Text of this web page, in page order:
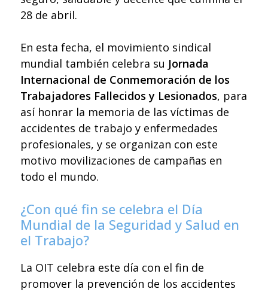
28 de abril.
En esta fecha, el movimiento sindical
mundial también celebra su Jornada
Internacional de Conmemoración de los
Trabajadores Fallecidos y Lesionados, para
así honrar la memoria de las víctimas de
accidentes de trabajo y enfermedades
profesionales, y se organizan con este
motivo movilizaciones de campañas en
todo el mundo.
¿Con qué fin se celebra el Día
Mundial de la Seguridad y Salud en
el Trabajo?
La OIT celebra este día con el fin de
promover la prevención de los accidentes